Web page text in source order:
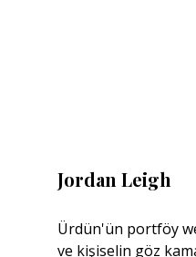
Jordan Leigh
Ürdün'ün portföy
ve kişiselin göz